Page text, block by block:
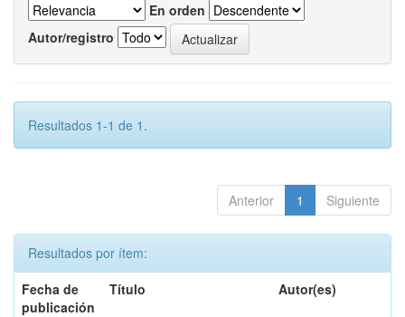
En orden
Autor/registro
Resultados 1-1 de 1.
Anterior 1 Siguiente
Resultados por ítem:
Fecha de
publicación
Título Autor(es)